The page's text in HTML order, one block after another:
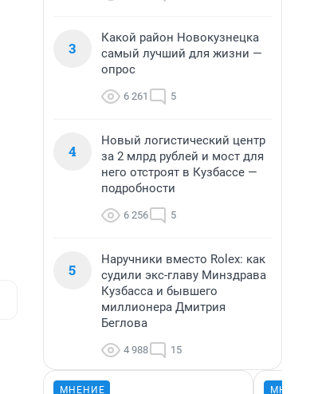
3
Какой район Новокузнецка
самый лучший для жизни —
опрос
6 261 5
4
Новый логистический центр
за 2 млрд рублей и мост для
него отстроят в Кузбассе —
подробности
6 256 5
5
Наручники вместо Rolex: как
судили экс-главу Минздрава
Кузбасса и бывшего
миллионера Дмитрия
Беглова
4 988 15
МНЕНИЕ